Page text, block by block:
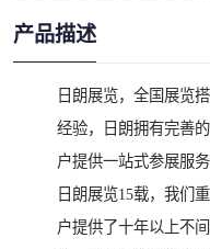
产品描述
日朗展览，全国展览
经验，日朗拥有完善
户提供一站式参展服务
日朗展览15载，我们
户提供了十年以上不